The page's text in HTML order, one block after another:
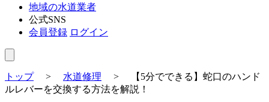
地域の水道業者
公式SNS
会員登録 ログイン
トップ> 水道修理 >
【5分でできる】蛇口のハンド
ルレバーを交換する方法を解説！